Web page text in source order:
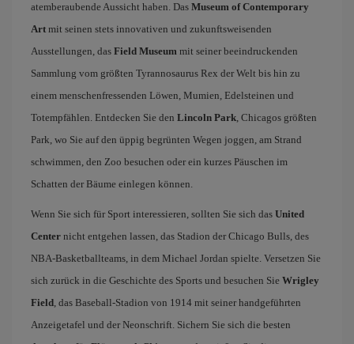
atemberaubende Aussicht haben. Das Museum of Contemporary
Art mit seinen stets innovativen und zukunftsweisenden
Ausstellungen, das Field Museum mit seiner beeindruckenden
Sammlung vom größten Tyrannosaurus Rex der Welt bis hin zu
einem menschenfressenden Löwen, Mumien, Edelsteinen und
Totempfählen. Entdecken Sie den Lincoln Park, Chicagos größten
Park, wo Sie auf den üppig begrünten Wegen joggen, am Strand
schwimmen, den Zoo besuchen oder ein kurzes Päuschen im
Schatten der Bäume einlegen können.
Wenn Sie sich für Sport interessieren, sollten Sie sich das United
Center nicht entgehen lassen, das Stadion der Chicago Bulls, des
NBA-Basketballteams, in dem Michael Jordan spielte. Versetzen Sie
sich zurück in die Geschichte des Sports und besuchen Sie Wrigley
Field, das Baseball-Stadion von 1914 mit seiner handgeführten
Anzeigetafel und der Neonschrift. Sichern Sie sich die besten